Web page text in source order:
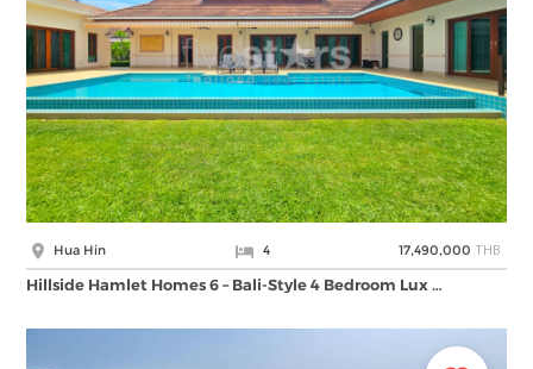
Hua Hin 4 17,490,000 THB
Hillside Hamlet Homes 6 – Bali-Style 4 Bedroom Lux …